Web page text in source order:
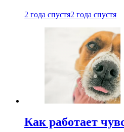
2 года спустя2 года спустя
Как работает